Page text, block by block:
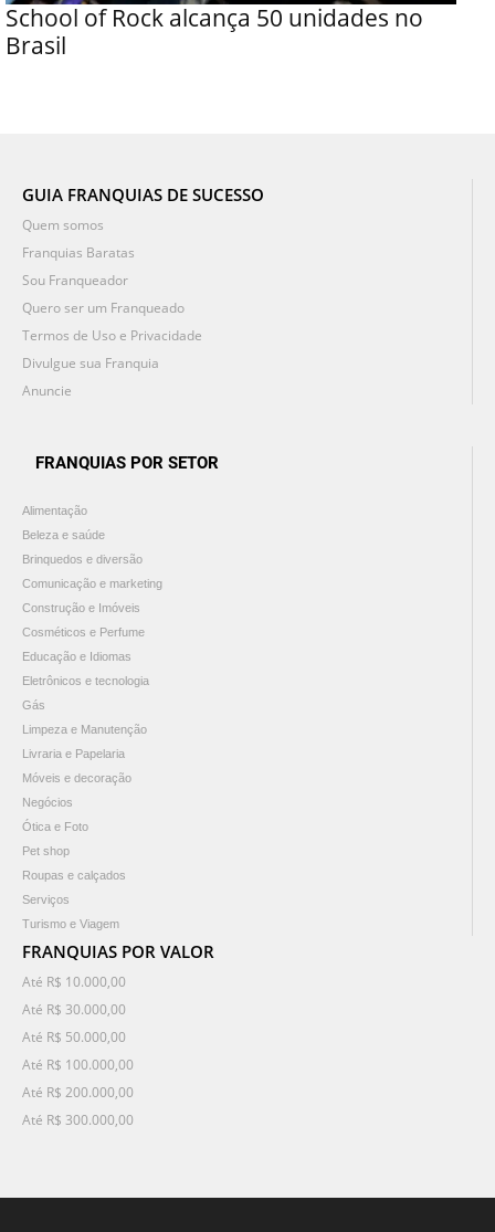
School of Rock alcança 50 unidades no
Brasil
GUIA FRANQUIAS DE SUCESSO
Quem somos
Franquias Baratas
Sou Franqueador
Quero ser um Franqueado
Termos de Uso e Privacidade
Divulgue sua Franquia
Anuncie
FRANQUIAS POR SETOR
Alimentação
Beleza e saúde
Brinquedos e diversão
Comunicação e marketing
Construção e Imóveis
Cosméticos e Perfume
Educação e Idiomas
Eletrônicos e tecnologia
Gás
Limpeza e Manutenção
Livraria e Papelaria
Móveis e decoração
Negócios
Ótica e Foto
Pet shop
Roupas e calçados
Serviços
Turismo e Viagem
FRANQUIAS POR VALOR
Até R$ 10.000,00
Até R$ 30.000,00
Até R$ 50.000,00
Até R$ 100.000,00
Até R$ 200.000,00
Até R$ 300.000,00